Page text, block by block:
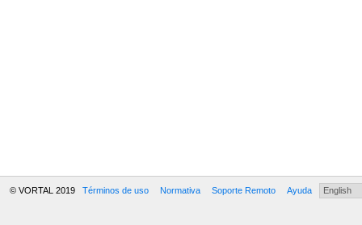
© VORTAL 2019 Términos de uso Normativa Soporte Remoto Ayuda